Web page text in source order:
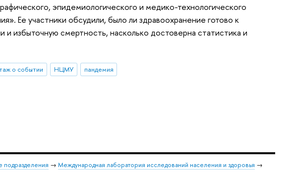
эпидемиологического и медико-технологического
Ее участники обсудили, было ли здравоохранение готово к
избыточную смертность, насколько достоверна статистика и
о событии НЦМУ пандемия
подразделения → Международная лаборатория исследований населения и здоровья →